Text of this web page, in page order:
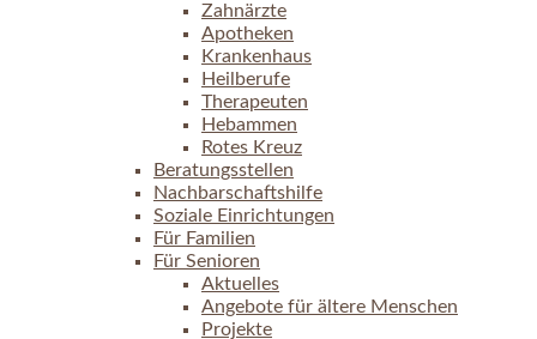
Zahnärzte
Apotheken
Krankenhaus
Heilberufe
Therapeuten
Hebammen
Rotes Kreuz
Beratungsstellen
Nachbarschaftshilfe
Soziale Einrichtungen
Für Familien
Für Senioren
Aktuelles
Angebote für ältere Menschen
Projekte